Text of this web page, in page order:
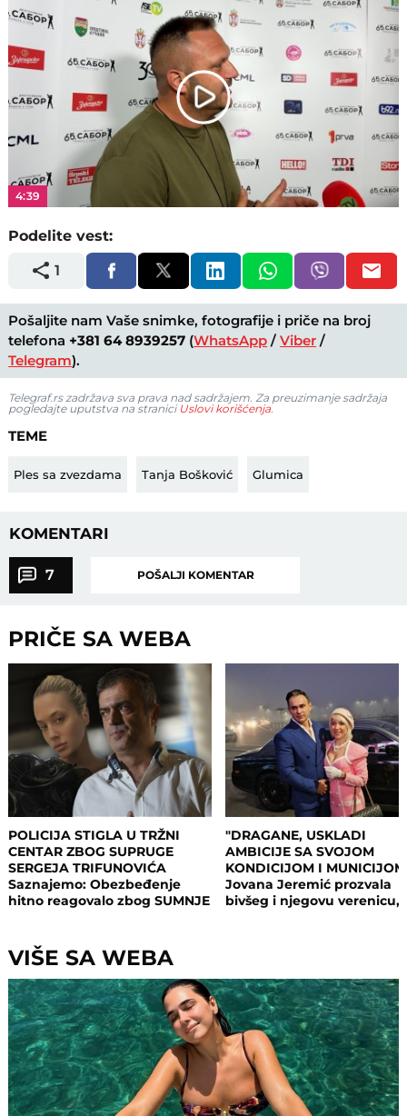
Play
Video
4:39
Podelite vest:
1
Pošaljite nam Vaše snimke, fotografije i priče na broj
telefona +381 64 8939257 (WhatsApp /Viber /
Telegram).
Telegraf.rs zadržava sva prava nad sadržajem. Za preuzimanje sadržaja
pogledajte uputstva na stranici Uslovi korišćenja.
TEME
Ples sa zvezdama Tanja Bošković Glumica
KOMENTARI
7 POŠALJI KOMENTAR
PRIČE SA WEBA
POLICIJA STIGLA U TRŽNI
CENTAR ZBOG SUPRUGE
SERGEJA TRIFUNOVIĆA
Saznajemo: Obezbeđenje
hitno reagovalo zbog SUMNJE
"DRAGANE, USKLADI
AMBICIJE SA SVOJOM
KONDICIJOM I
Jovana Jeremić prozvala
bivšeg i njegovu verenicu,
VIŠE SA WEBA